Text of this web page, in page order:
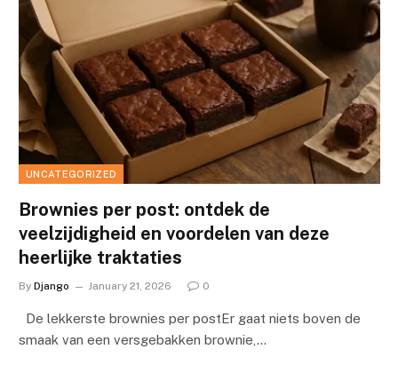
UNCATEGORIZED
Brownies per post: ontdek de
veelzijdigheid en voordelen van deze
heerlijke traktaties
By Django January 21, 2026 0
De lekkerste brownies per postEr gaat niets boven de
smaak van een versgebakken brownie,…